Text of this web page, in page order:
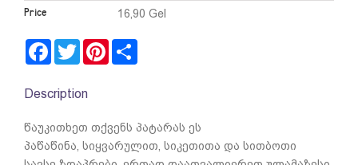
Price 16,90 Gel
Facebook
TwitterPinterest
Description
წაუკითხეთ თქვენს პატარას ეს
პაწაწინა, სიყვარულით, სიკეთითა და სითბოთი